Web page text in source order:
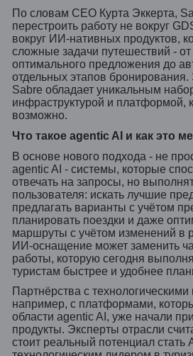
По словам CEO Курта Эккерта,
перестроить работу не вокруг
вокруг ИИ-нативных продуктов,
сложные задачи путешествий - от
оптимального предложения до
отдельных этапов бронирования.
Sabre обладает уникальным
инфраструктурой и платформой,
возможно.
Что такое agentic AI и как это
В основе нового подхода - не
agentic AI - системы, которые
отвечать на запросы, но
пользователя: искать лучшие
предлагать варианты с учётом
планировать поездки и даже
маршруты с учётом изменений в
ИИ-оснащение может заменить
работы, которую сегодня
туристам быстрее и удобнее
Партнёрства с
например, с платформами,
области agentic AI, уже начали
продукты. Эксперты отрасли
стоит реальный потенциал